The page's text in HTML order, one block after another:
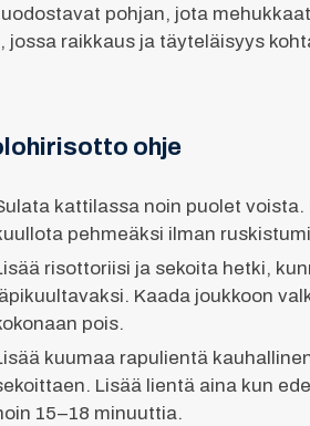
pohjan, jota
jossa raikkaus ja täyteläisyys
ohje
kattilassa noin puolet voista.
pehmeäksi ilman
risottoriisi ja sekoita hetki,
läpikuultavaksi. Kaada joukkoon
pois.
kuumaa rapulientä
Lisää lientä aina kun
15–18 minuuttia.